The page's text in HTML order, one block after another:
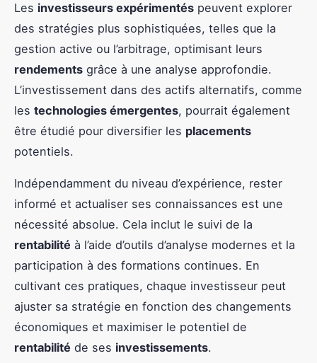
Les investisseurs expérimentés peuvent explorer
des stratégies plus sophistiquées, telles que la
gestion active ou l’arbitrage, optimisant leurs
rendements grâce à une analyse approfondie.
L’investissement dans des actifs alternatifs, comme
les technologies émergentes, pourrait également
être étudié pour diversifier les placements
potentiels.
Indépendamment du niveau d’expérience, rester
informé et actualiser ses connaissances est une
nécessité absolue. Cela inclut le suivi de la
rentabilité à l’aide d’outils d’analyse modernes et la
participation à des formations continues. En
cultivant ces pratiques, chaque investisseur peut
ajuster sa stratégie en fonction des changements
économiques et maximiser le potentiel de
rentabilité de ses investissements.